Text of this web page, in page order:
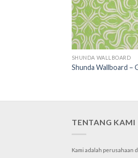
SHUNDA WALLBOARD
Shunda Wallboard –
TENTANG KAMI
Kami adalah perusahaan